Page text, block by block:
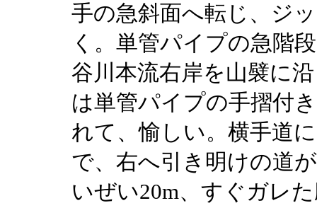
手の急斜面へ転じ、ジ
く。単管パイプの急階
谷川本流右岸を山襞に
は単管パイプの手摺付
れて、愉しい。横手道
で、右へ引き明けの道
いぜい20m、すぐガレ